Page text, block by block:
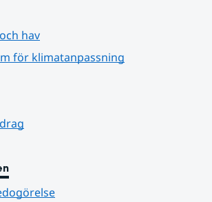
hav
för klimatanpassning